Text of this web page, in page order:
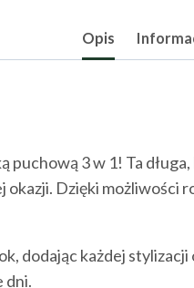
Opis
3 w 1! Ta
Dzięki możliwości
dodając każdej
dni.